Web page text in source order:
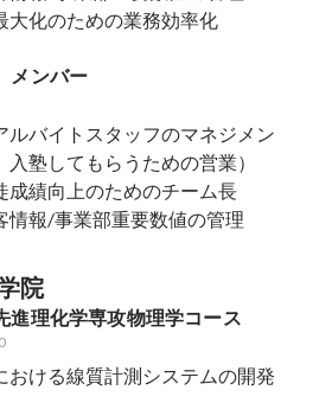
大化のための業務効率化
メンバー
ルバイトスタッフのマネジメン
入塾してもらうための営業）
成績向上のためのチーム長
院
進理化学専攻物理学コース
おける線質計測システムの開発